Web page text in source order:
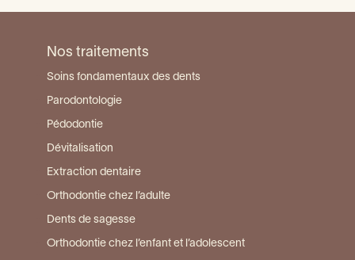
Nos traitements
Soins fondamentaux des dents
Parodontologie
Pédodontie
Dévitalisation
Extraction dentaire
Orthodontie chez l’adulte
Dents de sagesse
Orthodontie chez l’enfant et l’adolescent